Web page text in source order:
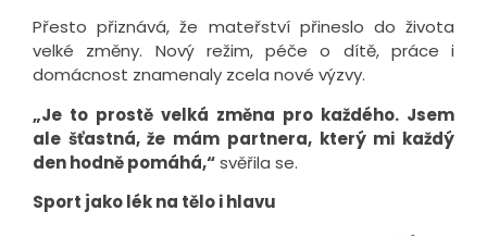
Přesto přiznává, že mateřství přineslo do života
velké změny. Nový režim, péče o dítě, práce i
domácnost znamenaly zcela nové výzvy.
„Je to prostě velká změna pro každého. Jsem
ale šťastná, že mám partnera, který mi každý
den hodně pomáhá,“svěřila se.
Sport jako lék na tělo i hlavu